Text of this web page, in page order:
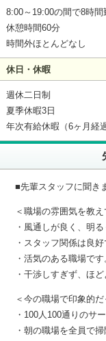
8:00～19:00の間で8時間
休憩時間60分
時間外ほとんどなし
休日・休暇
週休二日制
夏季休暇3日
年次有給休暇（6ヶ月経
■先輩スタッフに聞き
＜職場の雰囲気を教
・風通しが良く、明
・スタッフ関係は良好
・活気のある職場です
・干渉しすぎず、ほ
＜今の職場で印象的だ
・100人100通りのサ
・朝の職場を全員で